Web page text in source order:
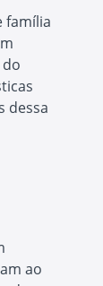
família
dessa
ao